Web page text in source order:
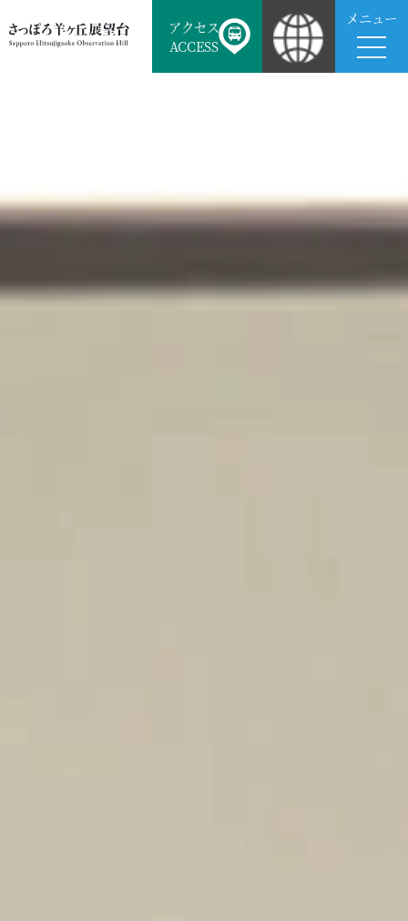
アクセス
ACCESS
メニュー